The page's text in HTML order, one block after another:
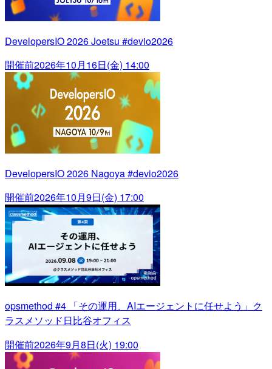
DevelopersIO 2026 Joetsu #devio2026
開催前2026年10月16日(金) 14:00
DevelopersIO 2026 Nagoya #devio2026
開催前2026年10月9日(金) 17:00
opsmethod #4 「その運用、AIエージェントに任せよう」ク
ラスメソッド日比谷オフィス
開催前2026年9月8日(火) 19:00